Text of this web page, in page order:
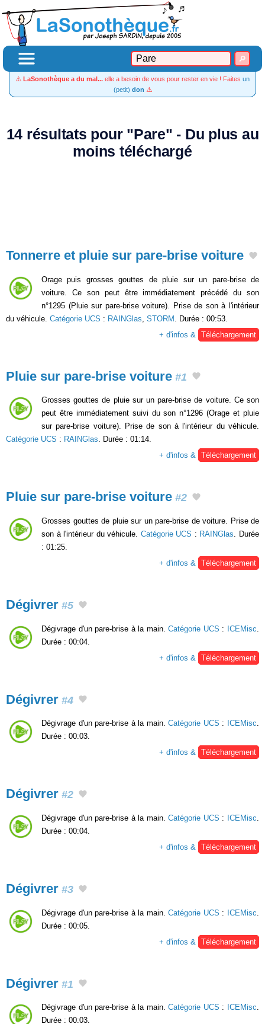
⚠️ LaSonothèque a du mal... elle a besoin de vous pour rester en vie ! Faites un
(petit) don ⚠️
14 résultats pour "Pare" - Du plus au
moins téléchargé
Tonnerre et pluie sur pare-brise voiture
Orage puis grosses gouttes de pluie sur un pare-brise de
voiture. Ce son peut être immédiatement précédé du son
n°1295 (Pluie sur pare-brise voiture). Prise de son à l'intérieur
du véhicule. Catégorie UCS : RAINGlas STORM . Durée : 00:53.
+ d'infos &
Téléchargement
Pluie sur pare-brise voiture #1
Grosses gouttes de pluie sur un pare-brise de voiture. Ce son
peut être immédiatement suivi du son n°1296 (Orage et pluie
sur pare-brise voiture). Prise de son à l'intérieur du véhicule.
Catégorie UCS : RAINGlas. Durée : 01:14.
+ d'infos & Téléchargement
Pluie sur pare-brise voiture #2
Grosses gouttes de pluie sur un pare-brise de voiture. Prise de
son à l'intérieur du véhicule. Catégorie UCS : RAINGlas . Durée
: 01:25.
+ d'infos &
Téléchargement
Dégivrer #5
Dégivrage d'un pare-brise à la main.Catégorie UCS : ICEMisc
Durée : 00:04.
+ d'infos &
Téléchargement
Dégivrer #4
Dégivrage d'un pare-brise à la main.Catégorie UCS : ICEMisc.
Durée : 00:03.
+ d'infos & Téléchargement
Dégivrer #2
Dégivrage d'un pare-brise à la main.Catégorie UCS : ICEMisc
Durée : 00:04.
+ d'infos &
Téléchargement
Dégivrer #3
Dégivrage d'un pare-brise à la main.Catégorie UCS : ICEMisc
Durée : 00:05.
+ d'infos &
Téléchargement
Dégivrer #1
Dégivrage d'un pare-brise à la main.Catégorie UCS : ICEMisc.
Durée : 00:03.